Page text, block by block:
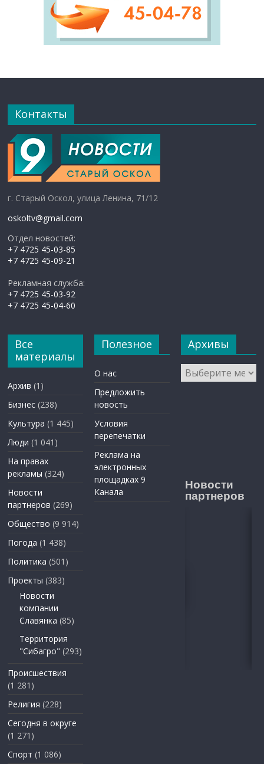
Контакты
г. Старый Оскол, улица Ленина, 71/12
oskoltv@gmail.com
Отдел новостей:
+7 4725 45-03-85
+7 4725 45-09-21
Рекламная служба:
+7 4725 45-03-92
+7 4725 45-04-60
Все
материалы
Архив (1)
Бизнес (238)
Культура (1 445)
Люди (1 041)
На правах
рекламы (324)
Новости
партнеров (269)
Общество (9 914)
Погода (1 438)
Политика (501)
Проекты (383)
Новости
компании
Славянка (85)
Территория
"Сибагро" (293)
Происшествия
(1 281)
Религия (228)
Сегодня в округе
(1 271)
Спорт (1 086)
Полезное
О нас
Предложить
новость
Условия
перепечатки
Реклама на
электронных
площадках 9
Канала
Архивы
Архивы
Новости
партнеров